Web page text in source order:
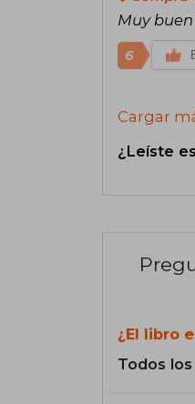
Muy buen
6
Cargar
¿Leíste
¿El libro
Todos